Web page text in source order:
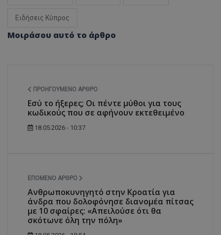
Ειδήσεις Κύπρος
Μοιράσου αυτό το άρθρο
ΠΡΟΗΓΟΎΜΕΝΟ ΆΡΘΡΟ
Εσύ το ήξερες; Οι πέντε μύθοι για τους
κωδικούς που σε αφήνουν εκτεθειμένο
18.05.2026 - 10:37
ΕΠΌΜΕΝΟ ΆΡΘΡΟ
Ανθρωποκυνηγητό στην Κροατία για
άνδρα που δολοφόνησε διανομέα πίτσας
με 10 σφαίρες: «Απειλούσε ότι θα
σκότωνε όλη την πόλη»